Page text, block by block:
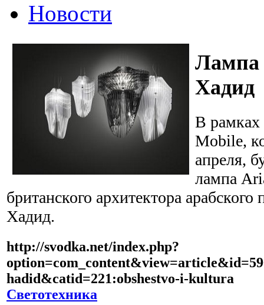
Новости
Лампа
Хадид
В рамках
Mobile,
апреля,
лампа
британского архитектора
Хадид.
http://svodka.net/index.php?
hadid&catid=221:obshestvo-i-kultura
Светотехника